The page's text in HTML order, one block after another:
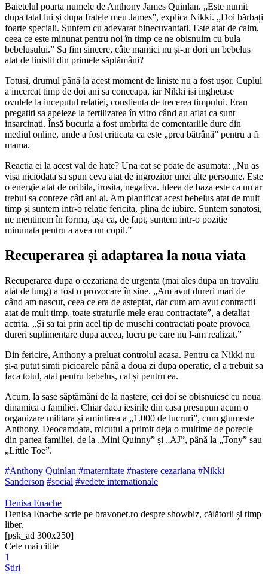
Baietelul poarta numele de Anthony James Quinlan. „Este numit
dupa tatal lui și dupa fratele meu James”, explica Nikki. „Doi bărbați
foarte speciali. Suntem cu adevarat binecuvantati. Este atat de calm,
ceea ce este minunat pentru noi în timp ce ne obisnuim cu bula
bebelusului.” Sa fim sincere, câte mamici nu și-ar dori un bebelus
atat de linistit din primele săptămâni?
Totusi, drumul până la acest moment de liniste nu a fost ușor. Cuplul
a incercat timp de doi ani sa conceapa, iar Nikki isi inghetase
ovulele la inceputul relatiei, constienta de trecerea timpului. Erau
pregatiti sa apeleze la fertilizarea în vitro când au aflat ca sunt
insarcinati. Însă bucuria a fost umbrita de comentariile dure din
mediul online, unde a fost criticata ca este „prea bătrână” pentru a fi
mama.
Reactia ei la acest val de hate? Una cat se poate de asumata: „Nu as
visa niciodata sa spun ceva atat de ingrozitor unei alte persoane. Este
o energie atat de oribila, irosita, negativa. Ideea de baza este ca nu ar
trebui sa conteze câți ani ai. Am planificat acest bebelus atat de mult
timp și suntem intr-o relatie fericita, plina de iubire. Suntem sanatosi,
ne mentinem în forma, așa ca, de fapt, suntem intr-o pozitie
minunata pentru a avea un copil.”
Recuperarea și adaptarea la noua viata
Recuperarea dupa o cezariana de urgenta (mai ales dupa un travaliu
atat de lung) a fost o provocare în sine. „Am avut dureri mari de
când am nascut, ceea ce era de asteptat, dar cum am avut contractii
atat de mult timp, toate straturile mele erau contractate”, a detaliat
actrita. „Și sa tai prin acel tip de muschi contractati poate provoca
dureri suplimentare dupa aceea, lucru pe care nu l-am realizat.”
Din fericire, Anthony a preluat controlul acasa. Pentru ca Nikki nu
și-a putut simti picioarele până a doua zi dupa operatie, el a trebuit sa
faca totul, atat pentru bebelus, cat și pentru ea.
Acum, la sase săptămâni de la nastere, cei doi se obisnuiesc cu noua
dinamica a familiei. Chiar daca iesirile din casa presupun acum o
organizare militara și amintirea a „1.000 de lucruri”, cum glumeste
Anthony. Deocamdata, micutul a primit deja o multime de porecle
din partea familiei, de la „Mini Quinny” și „AJ”, până la „Tony” sau
„Little Toe”.
#Anthony Quinlan #maternitate #nastere cezariana #Nikki
Sanderson #social #vedete internationale
Denisa Enache
Denisa Enache scrie pe bravonet.ro despre showbiz, călătorii și timp
liber.
[psk_ad 300x250]
Cele mai citite
1
Stiri